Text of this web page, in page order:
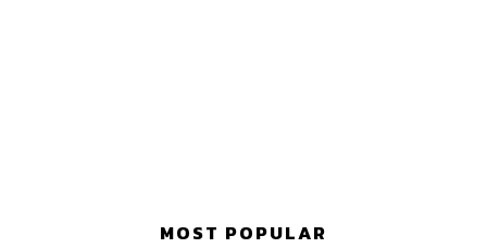
MOST POPULAR